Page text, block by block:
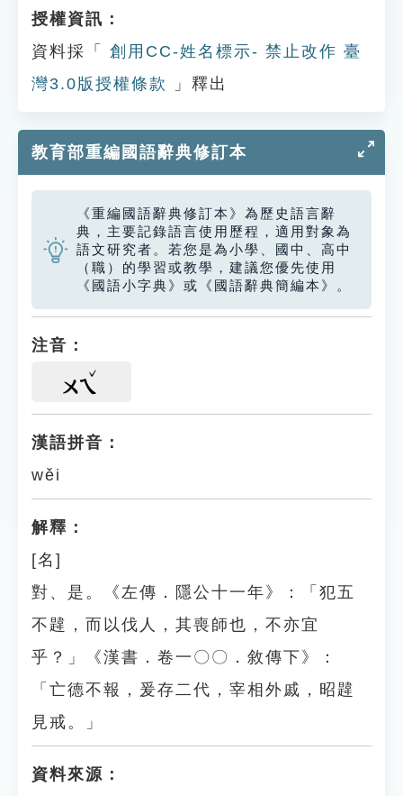
授權資訊：
資料採「
創用CC-姓名標示- 禁止改作 臺
灣3.0版授權條款
」釋出
教育部重編國語辭典修訂本
《重編國語辭典修訂本》為歷史語言辭
典，主要記錄語言使用歷程，適用對象為
語文研究者。若您是為小學、國中、高中
（職）的學習或教學，建議您優先使用
《國語小字典》或《國語辭典簡編本》。
注音：
ㄨㄟ
漢語拼音：
wěi
解釋：
[名]
對、是。《左傳．隱公十一年》：「犯五
不韙，而以伐人，其喪師也，不亦宜
乎？」《漢書．卷一〇〇．敘傳下》：
「亡德不報，爰存二代，宰相外戚，昭韙
見戒。」
資料來源：